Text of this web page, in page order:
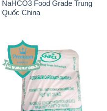
NaHCO3 Food Grade Trung
Quốc China